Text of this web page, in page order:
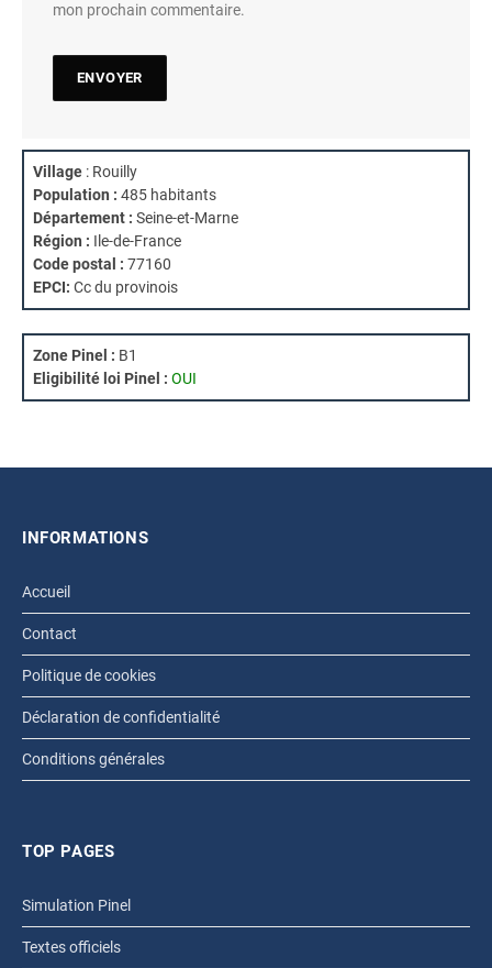
mon prochain commentaire.
Village : Rouilly
Population : 485 habitants
Département : Seine-et-Marne
Région : Ile-de-France
Code postal : 77160
EPCI: Cc du provinois
Zone Pinel : B1
Eligibilité loi Pinel : OUI
INFORMATIONS
Accueil
Contact
Politique de cookies
Déclaration de confidentialité
Conditions générales
TOP PAGES
Simulation Pinel
Textes officiels